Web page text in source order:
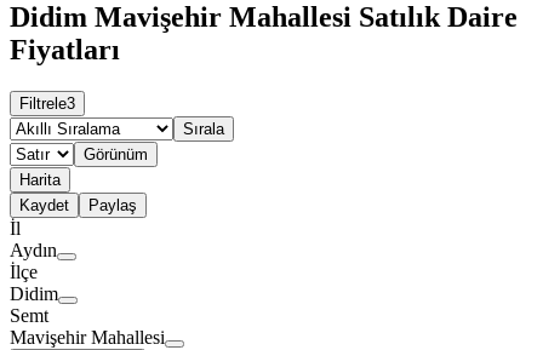
Didim Mavişehir Mahallesi Satılık Daire
Fiyatları
Filtrele3
Sırala
Görünüm
Harita
Kaydet
Paylaş
İl
Aydın
İlçe
Didim
Semt
Mavişehir Mahallesi